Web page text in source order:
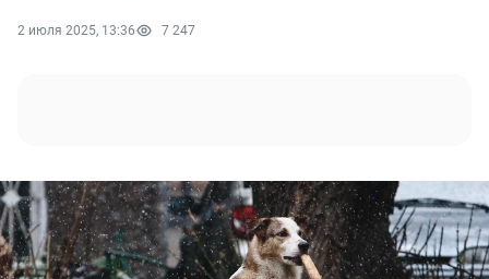
2 июля 2025, 13:36 7 247